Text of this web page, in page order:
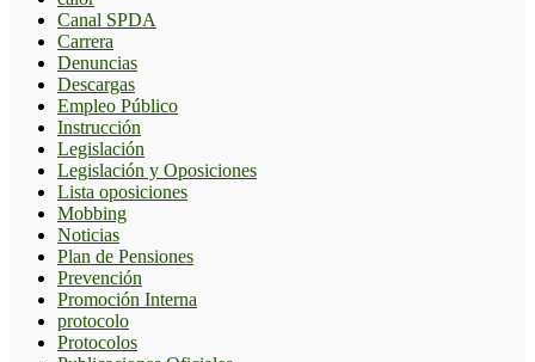
Canal SPDA
Carrera
Denuncias
Descargas
Empleo Público
Instrucción
Legislación
Legislación y Oposiciones
Lista oposiciones
Mobbing
Noticias
Plan de Pensiones
Prevención
Promoción Interna
protocolo
Protocolos